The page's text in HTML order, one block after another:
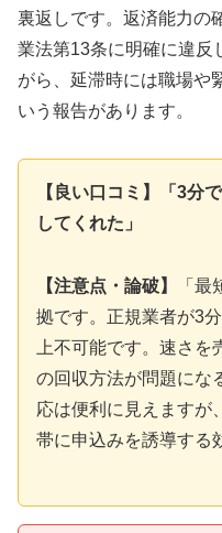
裏返しです。返済能力の
業法第13条に明確に違反
がら、延滞時には職場や
いう報告があります。
【良い口コミ】「3分
してくれた」
【注意点・論破】
「
拠です。正規業者が3
上不可能です。速さ
の回収方法が問題にな
応は便利に見えますが
帯に申込みを誘導する